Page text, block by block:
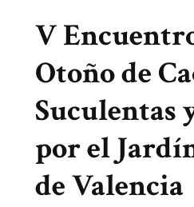
V
Otoño de
Suculentas
por el
de Valencia